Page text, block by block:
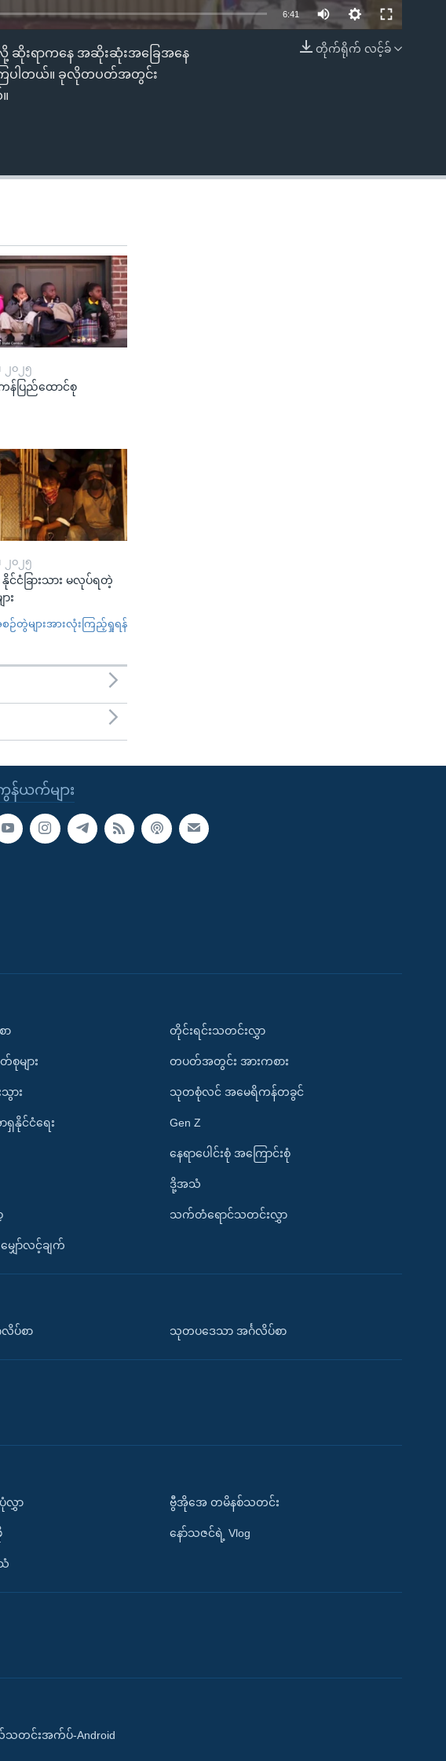
EMBED
6:41
တိုက်ရိုက် လင့်ခ်
ဆိုးရာကနေ အဆိုးဆုံးအခြေအနေ
ကြပါတယ်။ ခုလိုတပတ်အတွင်း
၂၀၂၅
န်ပြည်ထောင်စု
၂၀၂၅
နိုင်ငံခြားသား မလုပ်ရတဲ့
း
ဉ်တွဲများအားလုံးကြည့်ရှုရန်
ယက်များ
ာ
စုများ
ား
နိုင်ငံရေး
ျှော်လင့်ချက်
တိုင်းရင်းသတင်းလွှာ
တပတ်အတွင်း အားကစား
သုတစုံလင် အမေရိကန်တခွင်
Gen Z
နေရာပေါင်းစုံ အကြောင်းစုံ
ဒို့အသံ
သက်တံရောင်သတင်းလွှာ
ပ်စာ သုတပဒေသာ အင်္ဂလိပ်စာ
ပုံလွှာ ဗွီအိုအေ တမိနစ်သတင်း
နော်သဇင်ရဲ့ Vlog
တင်းအက်ပ်-Android